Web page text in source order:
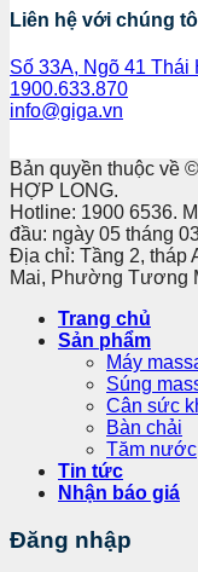
Liên hệ với chúng
Số 33A, Ngõ 41
1900.633.870
info@giga.vn
Bản quyền thuộc về
HỢP LONG.
Hotline: 1900 6536.
đầu: ngày 05 tháng
Địa chỉ: Tầng 2, tháp
Mai, Phường Tương
Trang chủ
Sản phẩm
Máy
Súng
Cân sức
Bàn chải
Tăm nước
Tin tức
Nhận báo giá
Đăng nhập